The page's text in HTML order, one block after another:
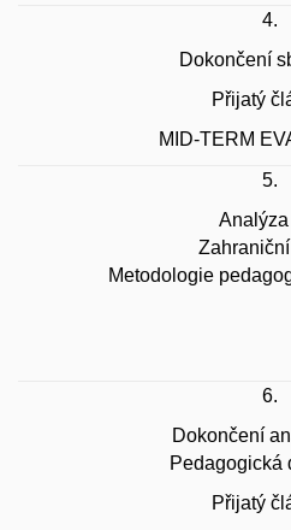
4.
Dokončení
Přijatý
MID-TERM
5.
Metodologie
6.
Dokončení
Pedagogická
Přijatý